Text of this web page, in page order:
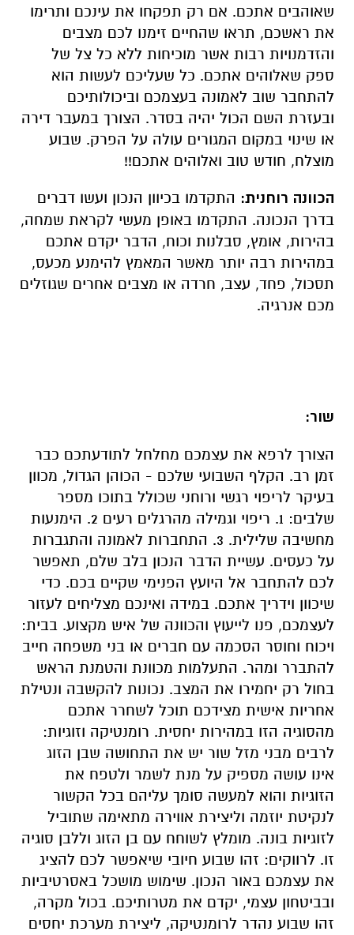
שאוהבים אתכם. אם רק תפקחו את עינכם ותרימו
את ראשכם, תראו שהחיים זימנו לכם מצבים
והזדמנויות רבות אשר מוכיחות ללא כל צל של
ספק שאלוהים אתכם. כל שעליכם לעשות הוא
להתחבר שוב לאמונה בעצמכם וביכולותיכם
ובעזרת השם הכול יהיה בסדר. הצורך במעבר דירה
או שינוי במקום המגורים עולה על הפרק. שבוע
מוצלח, חודש טוב ואלוהים אתכם!!
הכוונה רוחנית: התקדמו בכיוון הנכון ועשו דברים
בדרך הנכונה. התקדמו באופן מעשי לקראת שמחה,
בהירות, אומץ, סבלנות וכוח, הדבר יקדם אתכם
במהירות רבה יותר מאשר המאמץ להימנע מכעס,
תסכול, פחד, עצב, חרדה או מצבים אחרים שגוזלים
מכם אנרגיה.
שור:
הצורך לרפא את עצמכם מחלחל לתודעתכם כבר
זמן רב. הקלף השבועי שלכם - הכוהן הגדול, מכוון
בעיקר לריפוי רגשי ורוחני שכולל בתוכו מספר
שלבים: 1. ריפוי וגמילה מהרגלים רעים 2. הימנעות
מחשיבה שלילית. 3. התחברות לאמונה והתגברות
על כעסים. עשיית הדבר הנכון בלב שלם, תאפשר
לכם להתחבר אל היועץ הפנימי שקיים בכם. כדי
שיכוון וידריך אתכם. במידה ואינכם מצליחים לעזור
לעצמכם, פנו לייעוץ והכוונה של איש מקצוע. בבית:
ויכוח וחוסר הסכמה עם חברים או בני משפחה חייב
להתברר ומהר. התעלמות מכוונת והטמנת הראש
בחול רק יחמירו את המצב. נכונות להקשבה ונטילת
אחריות אישית מצידכם תוכל לשחרר אתכם
מהסוגיה הזו במהירות יחסית. רומנטיקה וזוגיות:
לרבים מבני מזל שור יש את התחושה שבן הזוג
אינו עושה מספיק על מנת לשמר ולטפח את
הזוגיות והוא למעשה סומך עליהם בכל הקשור
לנקיטת יוזמה וליצירת אווירה מתאימה שתוביל
לזוגיות בונה. מומלץ לשוחח עם בן הזוג וללבן סוגיה
זו. לרווקים: זהו שבוע חיובי שיאפשר לכם להציג
את עצמכם באור הנכון. שימוש מושכל באסרטיביות
ובביטחון עצמי, יקדם את מטרותיכם. בכול מקרה,
זהו שבוע נהדר לרומנטיקה, ליצירת מערכת יחסים